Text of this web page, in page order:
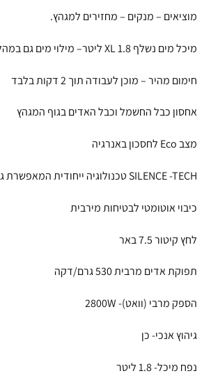
מוציאים – מנקים – מחזירים למגהץ.
מיכל מים נשלף XL 1.8 ליטר– מילוי מים גם במהלך הגיהוץ
חימום מהיר – מוכן לעבודה תוך 2 דקות בלבד
אחסון כבל החשמל וכבל האדים בגוף המגהץ
מצב Eco לחסכון באנרגיה
SILENCE -TECH טכנולוגיה ייחודית המאפשרת גיהוץ שקט במיוחד
כיבוי אוטומטי לבטיחות מירבית
לחץ קיטור 7.5 באר
תפוקת אדים מרבית 530 גרם/דקה
הספק מרבי (וואט)- 2800W
גיהוץ אנכי- כן
נפח מיכל- 1.8 ליטר